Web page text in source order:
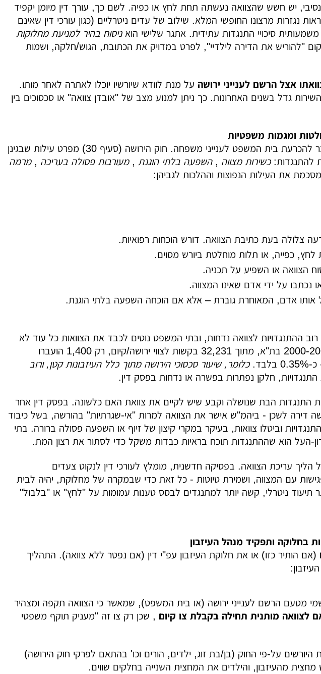
יש חשש שהצוואה נעשתה תחת לחץ או כפיה. לשם כך, עורך דין מיומן יקפיד
נגזרות מרצונו החופשי המלא. שילוב של עדים ניטרליים (כגון עורכי דין שאינם
סיכויי התנגדות עתידית. אתגר שלישי הואניסוח בהיר למניעת מחלוקות
"להוריש את הדירה לילדיי", לפרט במדויק את הכתובת, הגוש/חלקה, ושמות
אצל הרשם לענייני ירושה על מנת לוודא שיורשיו יוכלו לאתרה לאחר מותו.
גדל בשנים האחרונות. כך ניתן למנוע מצב של "אובדן צוואה" או סכסוכים בין
, הנושא עובר להכרעת בית המשפט לענייני משפחה. חוק הירושה (סעיף 30) מפרט עילות שבגינן
להתנגדות:כשירות מצווה ,השפעה בלתי הוגנת ,מעורבות פסולה בעריכה ,מרמה
את העילות הנפוצות וההלכות לגביהן:
צלולה בעת כתיבת הצוואה. דורש הוכחות רפואיות.
כפייה, או תלות מוחלטת ביורש מסוים.
הצוואה או השפיע על תכניה.
נכתבו על ידי אדם שאינו המצווה.
אותו אדם, המאוחרת גוברת – אלא אם הוכחה השפעה בלתי הוגנת.
ההתנגדויות לצוואה נדחות, ובתי המשפט נוטים לכבד את הצוואות כל עוד לא
הוכח פגם מהותי. מחקר אמפירי מצא שבשנים 2000-2004 בת"א, מתוך 32,231 בקשות לצווי ירושה/קיום, רק 1,400 הועברו
בלבד.
כלומר, שיעור סכסוכי הירושה מתוך כלל העיזבונות קטן, ורוב
חלקן נפתרות בפשרה או נדחות בפסק דין.
התנגדות הבת שנושלה וקבע שיש לקיים את צוואת האם כלשונה. בפסק דין אחר
דירה לשכן - ביהמ"ש אישר את הצוואה למרות "אי-שגרתיות" בהורשה, בשל כיבוד
וביטלו צוואות, בעיקר במקרי קיצון של זיוף או השפעה פסולה ברורה. בתי
העל הוא שההתנגדות תוכח בראיות כבדות משקל כדי לסתור את רצון המת.
הליך עריכת הצוואה. בפסיקה חדשנית, מומלץ לעורכי דין לנקוט צעדים
פגישות עם המצווה, ושמירת טיוטות - כל זאת כדי שבמקרה של מחלוקת, יהיה לבית
ניטרלי, קשה יותר למתנגדים לבסס טענות עמומות על "לחץ" או "בלבול"
(אם הותיר כזו) או את חלוקת העיזבון עפ"י דין (אם נפטר ללא צוואה). התהליך
מטעם הרשם לענייני ירושה (או בית המשפט), שמאשר כי הצוואה תקפה ומצהיר
לצוואה מותנית תחילה בקבלת צו קיום , שכן רק צו זה "מעניק תוקף משפטי
היורשים על-פי החוק (בן/בת זוג, ילדים, הורים וכו' בהתאם לפרקי חוק הירושה)
מהעיזבון, והילדים את המחצית השנייה בחלקים שווים.